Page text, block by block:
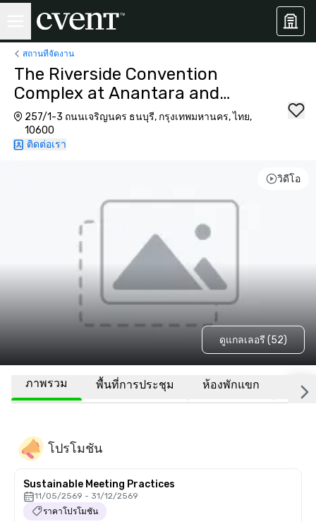
สถานที่จัดงาน
The Riverside Convention
Complex at Anantara and
Avani+ Bangkok
257/1-3 ถนนเจริญนคร ธนบุรี, กรุงเทพมหานคร, ไทย,
10600
ติดต่อเรา
วิดีโอ
ดูแกลเลอรี (52)
ภาพรวม พื้นที่การประชุม ห้องพักแขก สถา
โปรโมชัน
Sustainable Meeting Practices
11/05/2569 - 31/12/2569
ราคาโปรโมชัน